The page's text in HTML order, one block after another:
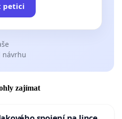
petici
návrhu
zajímat